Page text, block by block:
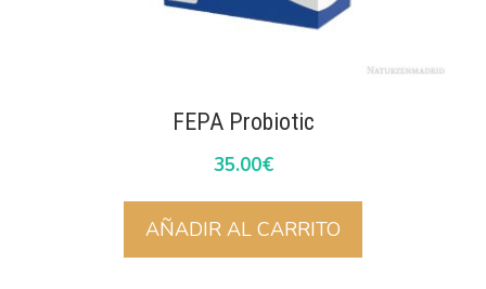
FEPA Probiotic
35.00€
AÑADIR AL CARRITO